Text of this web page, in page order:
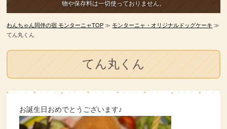
物や保存料は一切使っておりません。
わんちゃん同伴の宿 モンターニャTOP ≫モンターニャ・オリジナルドッグケーキ ≫
てん丸くん
てん丸くん
お誕生日おめでとうございます♪